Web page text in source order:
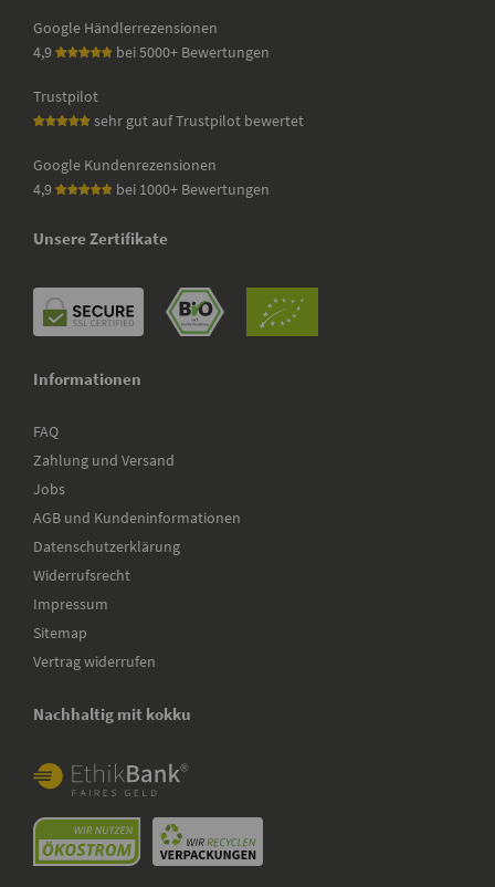
Google Händlerrezensionen
4,9
bei 5000+ Bewertungen
Trustpilot
sehr gut auf Trustpilot bewertet
Google Kundenrezensionen
4,9
bei 1000+ Bewertungen
Unsere Zertifikate
Informationen
FAQ
Zahlung und Versand
Jobs
AGB und Kundeninformationen
Datenschutzerklärung
Widerrufsrecht
Impressum
Sitemap
Vertrag widerrufen
Nachhaltig mit kokku